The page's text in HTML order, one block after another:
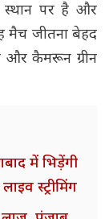
पर है और
मैच जीतना बेहद
और कैमरून ग्रीन
में भिड़ेंगी
स्ट्रीमिंग